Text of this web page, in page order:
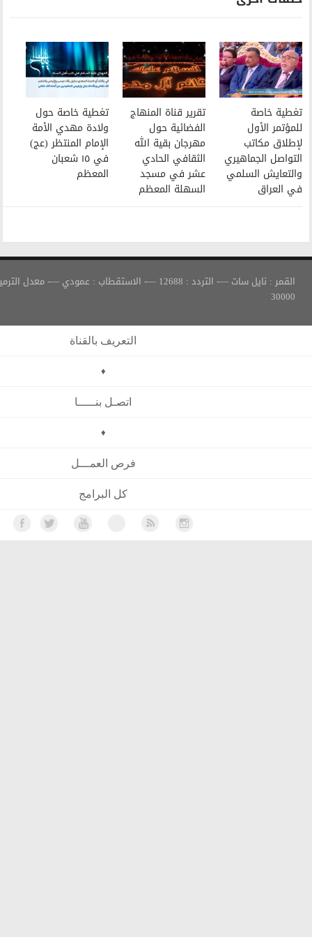
تقرير قناة المنهاج
الفضائية حول
مهرجان بقية الله
الثقافي الحادي
عشر في مسجد
السهلة المعظم
تغطية خاصة حول
ولادة مهدي الأمة
الإمام المنتظر (عج)
في ١٥ شعبان
المعظم
القمر : نايل سات —- التردد : 12688 —- الاستقطاب : عمودي —- معدل الترميز :